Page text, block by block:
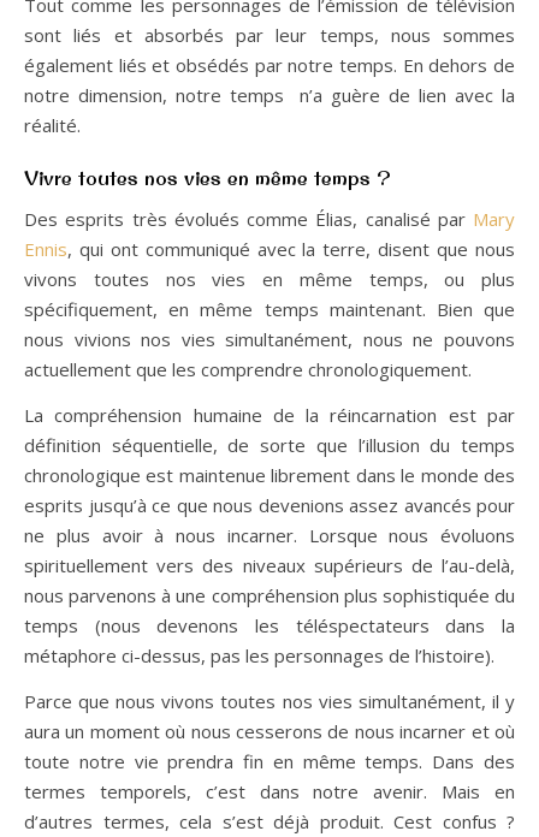
sont liés et absorbés par leur temps, nous sommes
également liés et obsédés par notre temps. En dehors de
notre dimension, notre temps n’a guère de lien avec la
réalité.
Vivre toutes nos vies en même temps ?
Des esprits très évolués comme Élias, canalisé par Mary
Ennis, qui ont communiqué avec la terre, disent que nous
vivons toutes nos vies en même temps, ou plus
spécifiquement, en même temps maintenant. Bien que
nous vivions nos vies simultanément, nous ne pouvons
actuellement que les comprendre chronologiquement.
La compréhension humaine de la réincarnation est par
définition séquentielle, de sorte que l’illusion du temps
chronologique est maintenue librement dans le monde des
esprits jusqu’à ce que nous devenions assez avancés pour
ne plus avoir à nous incarner. Lorsque nous évoluons
spirituellement vers des niveaux supérieurs de l’au-delà,
nous parvenons à une compréhension plus sophistiquée du
temps (nous devenons les téléspectateurs dans la
métaphore ci-dessus, pas les personnages de l’histoire).
Parce que nous vivons toutes nos vies simultanément, il y
aura un moment où nous cesserons de nous incarner et où
toute notre vie prendra fin en même temps. Dans des
termes temporels, c’est dans notre avenir. Mais en
d’autres termes, cela s’est déjà produit. Cest confus ?